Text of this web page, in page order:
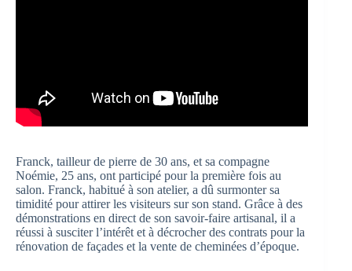
Franck, tailleur de pierre de 30 ans, et sa compagne
Noémie, 25 ans, ont participé pour la première fois au
salon. Franck, habitué à son atelier, a dû surmonter sa
timidité pour attirer les visiteurs sur son stand. Grâce à des
démonstrations en direct de son savoir-faire artisanal, il a
réussi à susciter l’intérêt et à décrocher des contrats pour la
rénovation de façades et la vente de cheminées d’époque.